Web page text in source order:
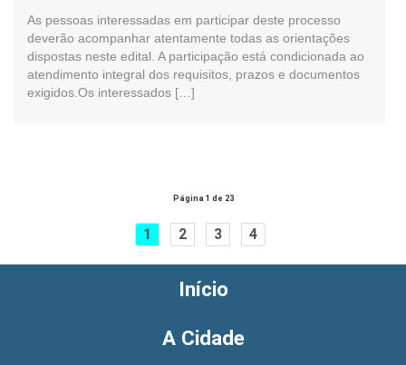
As pessoas interessadas em participar deste processo
deverão acompanhar atentamente todas as orientações
dispostas neste edital. A participação está condicionada ao
atendimento integral dos requisitos, prazos e documentos
exigidos.Os interessados […]
Página 1 de 23
1 2 3 4
Início
A Cidade